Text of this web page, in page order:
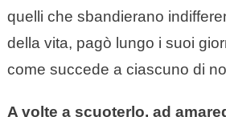
quelli che sbandierano
della vita, pagò lungo i suoi
come succede a ciascuno di
A volte a scuoterlo, ad